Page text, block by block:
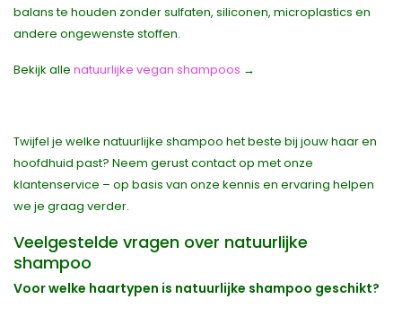
balans te houden zonder sulfaten, siliconen, microplastics en
andere ongewenste stoffen.
Bekijk alle natuurlijke vegan shampoos →
Twijfel je welke natuurlijke shampoo het beste bij jouw haar en
hoofdhuid past? Neem gerust contact op met onze
klantenservice – op basis van onze kennis en ervaring helpen
we je graag verder.
Veelgestelde vragen over natuurlijke
shampoo
Voor welke haartypen is natuurlijke shampoo geschikt?